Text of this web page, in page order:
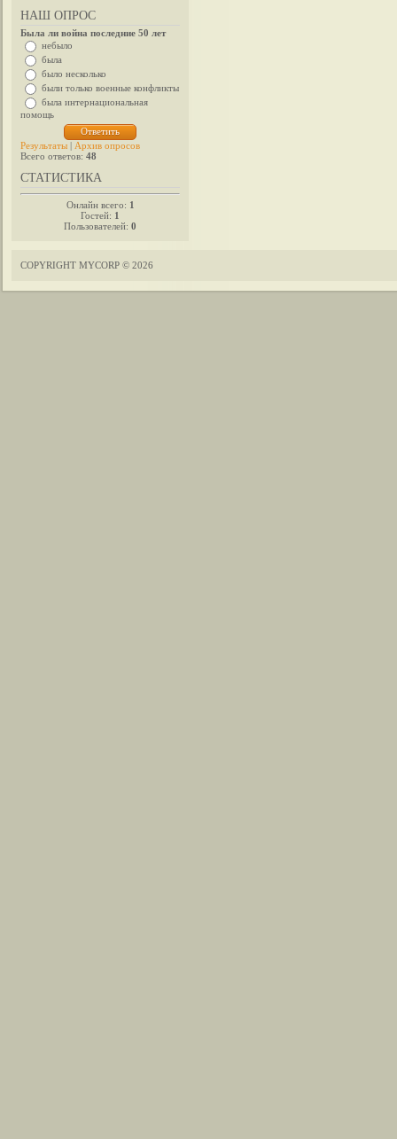
НАШ ОПРОС
Была ли война последние 50 лет
небыло
была
было несколько
были только военные конфликты
была интернациональная
помощь
Результаты | Архив опросов
Всего ответов: 48
СТАТИСТИКА
Онлайн всего: 1
Гостей: 1
Пользователей: 0
COPYRIGHT MYCORP © 2026